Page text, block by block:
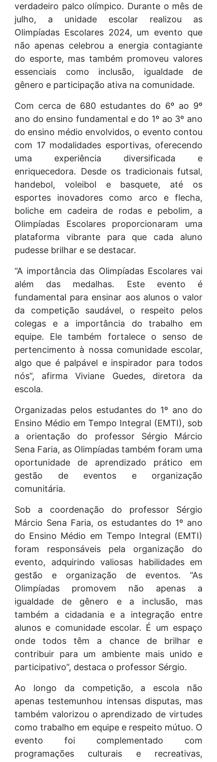
verdadeiro palco olímpico. Durante o mês de
julho, a unidade escolar realizou as
Olimpíadas Escolares 2024, um evento que
não apenas celebrou a energia contagiante
do esporte, mas também promoveu valores
essenciais como inclusão, igualdade de
gênero e participação ativa na comunidade.
Com cerca de 680 estudantes do 6º ao 9º
ano do ensino fundamental e do 1º ao 3º ano
do ensino médio envolvidos, o evento contou
com 17 modalidades esportivas, oferecendo
uma experiência diversificada e
enriquecedora. Desde os tradicionais futsal,
handebol, voleibol e basquete, até os
esportes inovadores como arco e flecha,
boliche em cadeira de rodas e pebolim, a
Olimpíadas Escolares proporcionaram uma
plataforma vibrante para que cada aluno
pudesse brilhar e se destacar.
“A importância das Olimpíadas Escolares vai
além das medalhas. Este evento é
fundamental para ensinar aos alunos o valor
da competição saudável, o respeito pelos
colegas e a importância do trabalho em
equipe. Ele também fortalece o senso de
pertencimento à nossa comunidade escolar,
algo que é palpável e inspirador para todos
nós”, afirma Viviane Guedes, diretora da
escola.
Organizadas pelos estudantes do 1º ano do
Ensino Médio em Tempo Integral (EMTI), sob
a orientação do professor Sérgio Márcio
Sena Faria, as Olimpíadas também foram uma
oportunidade de aprendizado prático em
gestão de eventos e organização
comunitária.
Sob a coordenação do professor Sérgio
Márcio Sena Faria, os estudantes do 1º ano
do Ensino Médio em Tempo Integral (EMTI)
foram responsáveis pela organização do
evento, adquirindo valiosas habilidades em
gestão e organização de eventos. “As
Olimpíadas promovem não apenas a
igualdade de gênero e a inclusão, mas
também a cidadania e a integração entre
alunos e comunidade escolar. É um espaço
onde todos têm a chance de brilhar e
contribuir para um ambiente mais unido e
participativo”, destaca o professor Sérgio.
Ao longo da competição, a escola não
apenas testemunhou intensas disputas, mas
também valorizou o aprendizado de virtudes
como trabalho em equipe e respeito mútuo. O
evento foi complementado com
programações culturais e recreativas,